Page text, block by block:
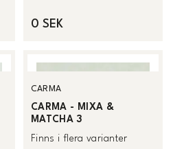
0 SEK
CARMA
CARMA - MIXA &
MATCHA 3
Finns i flera varianter